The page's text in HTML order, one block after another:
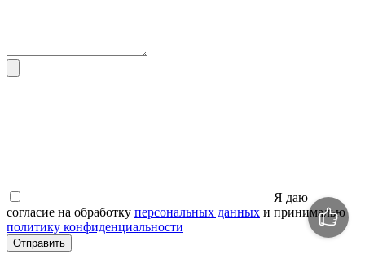
Я даю
согласие на обработку персональных данных и принималью
политику конфиденциальности
Отправить